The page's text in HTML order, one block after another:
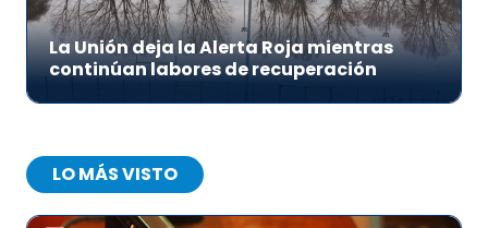
La Unión deja la Alerta Roja mientras
continúan labores de recuperación
LO MÁS VISTO